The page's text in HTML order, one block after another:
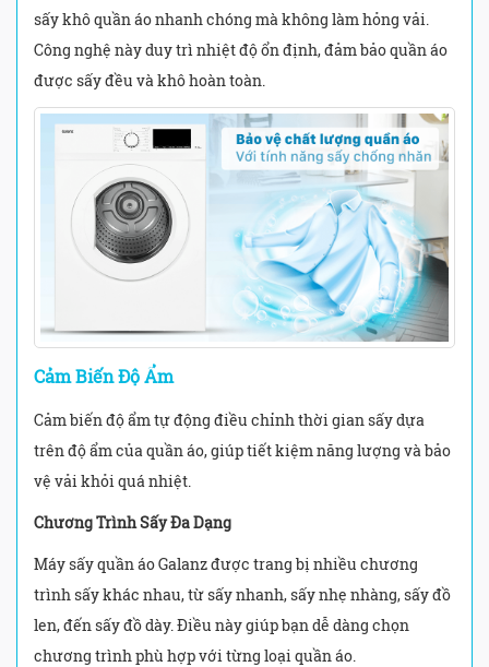
sấy khô quần áo nhanh chóng mà không làm hỏng vải.
Công nghệ này duy trì nhiệt độ ổn định, đảm bảo quần áo
được sấy đều và khô hoàn toàn.
Cảm Biến Độ Ẩm
Cảm biến độ ẩm tự động điều chỉnh thời gian sấy dựa
trên độ ẩm của quần áo, giúp tiết kiệm năng lượng và bảo
vệ vải khỏi quá nhiệt.
Chương Trình Sấy Đa Dạng
Máy sấy quần áo Galanz được trang bị nhiều chương
trình sấy khác nhau, từ sấy nhanh, sấy nhẹ nhàng, sấy đồ
len, đến sấy đồ dày. Điều này giúp bạn dễ dàng chọn
chương trình phù hợp với từng loại quần áo.